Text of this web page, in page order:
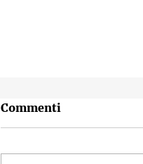
Commenti